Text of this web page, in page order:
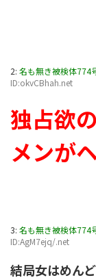
2: 名も無き被検体774
ID:okvCBhah.net
独占欲
メンが
3: 名も無き被検体774
ID:AgM7ejq/.net
結局女はめん